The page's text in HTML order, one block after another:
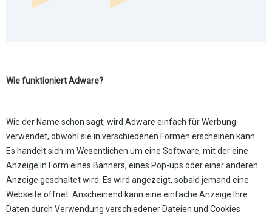
Wie funktioniert Adware?
Wie der Name schon sagt, wird Adware einfach für Werbung
verwendet, obwohl sie in verschiedenen Formen erscheinen kann.
Es handelt sich im Wesentlichen um eine Software, mit der eine
Anzeige in Form eines Banners, eines Pop-ups oder einer anderen
Anzeige geschaltet wird. Es wird angezeigt, sobald jemand eine
Webseite öffnet. Anscheinend kann eine einfache Anzeige Ihre
Daten durch Verwendung verschiedener Dateien und Cookies